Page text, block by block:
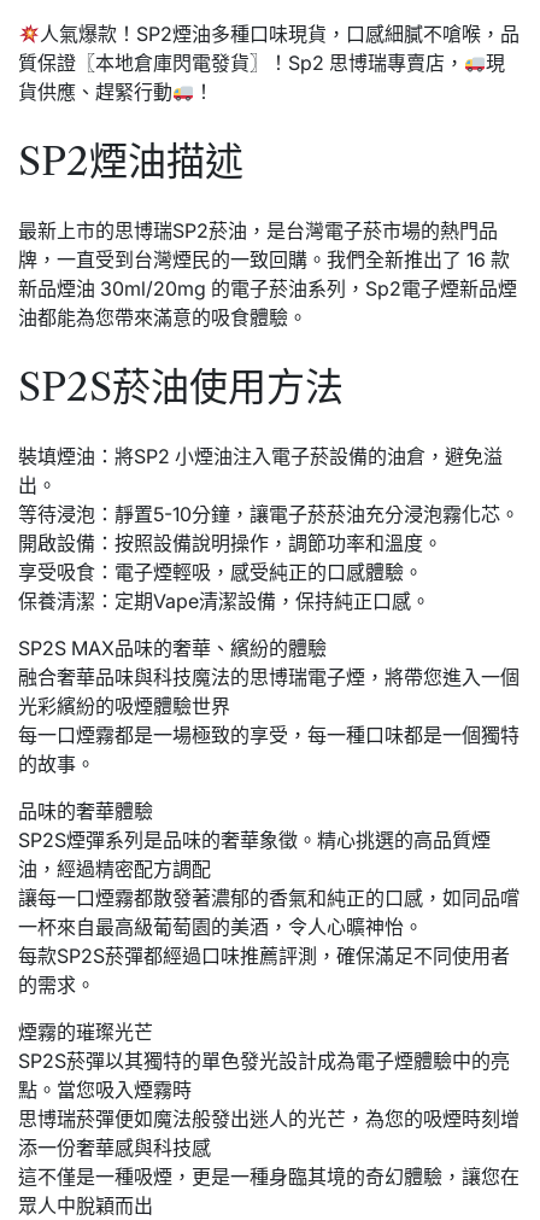
人氣爆款！SP2煙油多種口味現貨，口感細膩不嗆喉，品
質保證〖本地倉庫閃電發貨〗！Sp2 思博瑞專賣店，
現
貨供應、趕緊行動
！
SP2煙油描述
最新上市的思博瑞SP2菸油，是台灣電子菸市場的熱門品
牌，一直受到台灣煙民的一致回購。我們全新推出了 16 款
新品煙油 30ml/20mg 的電子菸油系列，Sp2電子煙新品煙
油都能為您帶來滿意的吸食體驗。
SP2S菸油使用方法
裝填煙油：將SP2 小煙油注入電子菸設備的油倉，避免溢
出。
等待浸泡：靜置5-10分鐘，讓電子菸菸油充分浸泡霧化芯。
開啟設備：按照設備說明操作，調節功率和溫度。
享受吸食：電子煙輕吸，感受純正的口感體驗。
保養清潔：定期Vape清潔設備，保持純正口感。
SP2S MAX品味的奢華、繽紛的體驗
融合奢華品味與科技魔法的思博瑞電子煙，將帶您進入一個
光彩繽紛的吸煙體驗世界
每一口煙霧都是一場極致的享受，每一種口味都是一個獨特
的故事。
品味的奢華體驗
SP2S煙彈系列是品味的奢華象徵。精心挑選的高品質煙
油，經過精密配方調配
讓每一口煙霧都散發著濃郁的香氣和純正的口感，如同品嚐
一杯來自最高級葡萄園的美酒，令人心曠神怡。
每款SP2S菸彈都經過口味推薦評測，確保滿足不同使用者
的需求。
煙霧的璀璨光芒
SP2S菸彈以其獨特的單色發光設計成為電子煙體驗中的亮
點。當您吸入煙霧時
思博瑞菸彈便如魔法般發出迷人的光芒，為您的吸煙時刻增
添一份奢華感與科技感
這不僅是一種吸煙，更是一種身臨其境的奇幻體驗，讓您在
眾人中脫穎而出